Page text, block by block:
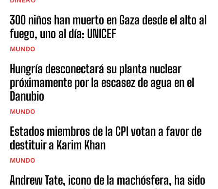
300 niños han muerto en Gaza desde el alto al
fuego, uno al día: UNICEF
MUNDO
Hungría desconectará su planta nuclear
próximamente por la escasez de agua en el
Danubio
MUNDO
Estados miembros de la CPI votan a favor de
destituir a Karim Khan
MUNDO
Andrew Tate, icono de la machósfera, ha sido